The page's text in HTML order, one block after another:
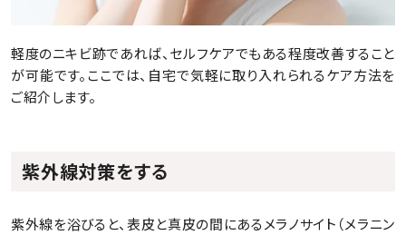
軽度のニキビ跡であれば、セルフケアでもある程度改善すること
が可能です。ここでは、自宅で気軽に取り入れられるケア方法を
ご紹介します。
紫外線対策をする
紫外線を浴びると、表皮と真皮の間にあるメラノサイト（メラニン